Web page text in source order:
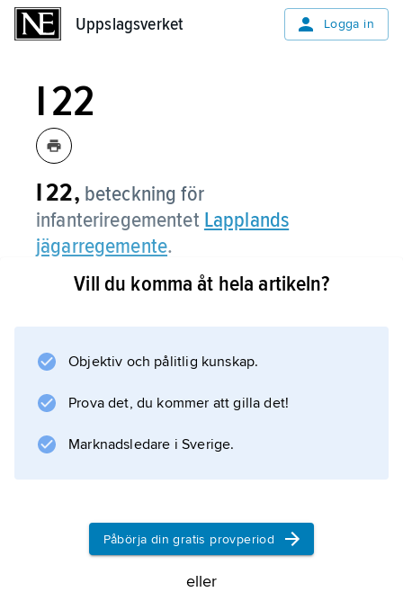
Uppslagsverket Logga in
I 22
I 22, beteckning för
infanteriregementet Lapplands
jägarregemente.
Information om artikeln
Vill du komma åt hela artikeln?
Objektiv och pålitlig kunskap.
Prova det, du kommer att gilla det!
Marknadsledare i Sverige.
Påbörja din gratis provperiod
eller